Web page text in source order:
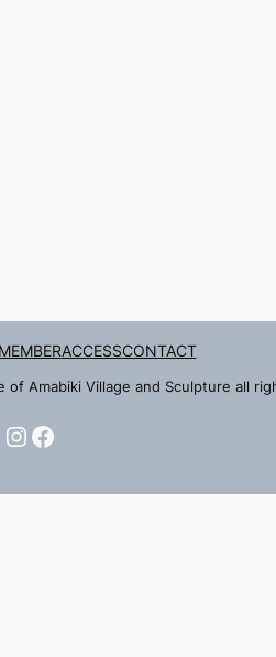
ACCESSCONTACT
Amabiki Village and Sculpture all
Instagram
Facebook